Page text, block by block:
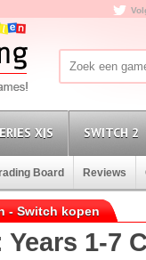
X|S SWITCH 2
Board Reviews
- Switch kopen
1-7